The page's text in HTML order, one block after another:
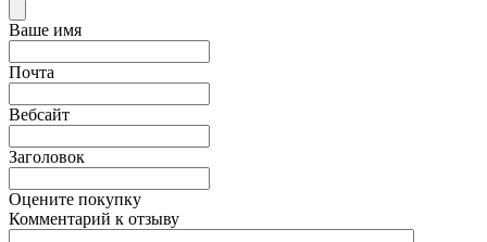
Ваше имя
Почта
Вебсайт
Заголовок
Оцените покупку
Комментарий к отзыву